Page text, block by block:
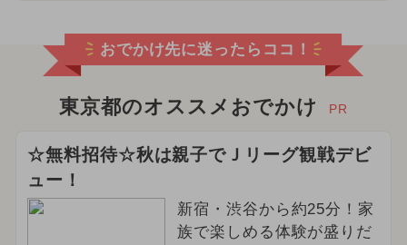
おでかけ先に迷ったらココ！
東京都のオススメおでかけ PR
☆無料招待☆秋は親子でＪリーグ観戦デビ
ュー！
新宿・渋谷から約25分！家
族で楽しめる体験が盛りだ